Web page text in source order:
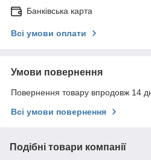
Банківська карта
Всі умови оплати
Умови повернення
Повернення товару впродовж 14
Всі умови повернення
Подібні товари компанії